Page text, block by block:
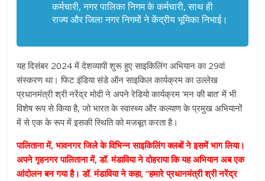
कर्मचारी, नगर पालिका निगम के कर्मचारी, साथ ही
राज्य और जिला नगर निगमों ने केंद्रीय भूमिका निभाई।
यह दिसंबर 2024 में देशव्यापी शुरू हुए साइकिलिंग अभियान का 29वां
संस्करण था। फिट इंडिया संडे ऑन साइकिल कार्यक्रम का उल्लेख
प्रधानमंत्री श्री नरेंद्र मोदी ने अपने रेडियो कार्यक्रम ‘मन की बात’ में भी
विशेष रूप से किया है, जो भारत के स्वास्थ्य और कल्याण के प्रमुख अभियानों
में से एक के रूप में इसकी स्थिति को मजबूत करता है।
पालिताना में, भावनगर जिले के विभिन्न साइकिलिंग क्लबों ने इसमें भाग लिया।
अपने गृहनगर पालिताना में, डॉ. मंडाविया ने दोहराया कि यह अभियान अब एक
आंदोलन बन गया है। डॉ. मंडाविया ने कहा, “हमारे प्रधानमंत्री श्री नरेंद्र